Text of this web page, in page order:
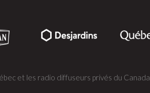
et les radio diffuseurs privés du Canada.